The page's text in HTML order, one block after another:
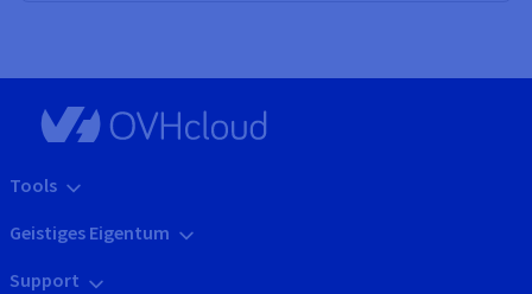
Tools
Geistiges Eigentum
Support